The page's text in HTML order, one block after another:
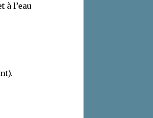
à l’eau